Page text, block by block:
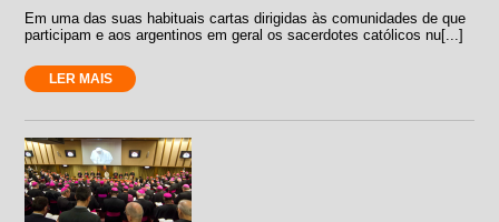
Em uma das suas habituais cartas dirigidas às comunidades de que
participam e aos argentinos em geral os sacerdotes católicos nu[...]
LER MAIS